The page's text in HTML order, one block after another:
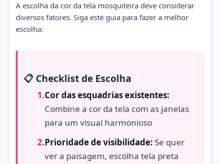
A escolha da cor da tela mosquiteira deve considerar
diversos fatores. Siga este guia para fazer a melhor
escolha:
📋 Checklist de Escolha
1.Cor das esquadrias existentes:
Combine a cor da tela com as janelas
para um visual harmonioso
2.Prioridade de visibilidade: Se quer
ver a paisagem, escolha tela preta